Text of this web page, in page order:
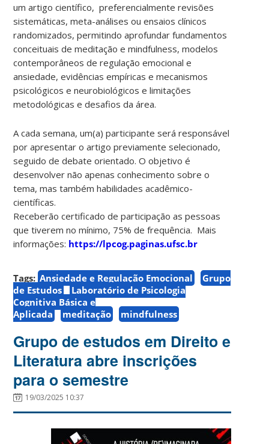
um artigo científico, preferencialmente revisões
sistemáticas, meta-análises ou ensaios clínicos
randomizados, permitindo aprofundar fundamentos
conceituais de meditação e mindfulness, modelos
contemporâneos de regulação emocional e
ansiedade, evidências empíricas e mecanismos
psicológicos e neurobiológicos e limitações
metodológicas e desafios da área.
A cada semana, um(a) participante será responsável
por apresentar o artigo previamente selecionado,
seguido de debate orientado. O objetivo é
desenvolver não apenas conhecimento sobre o
tema, mas também habilidades acadêmico-
científicas.
Receberão certificado de participação as pessoas
que tiverem no mínimo, 75% de frequência. Mais
informações: https://lpcog.paginas.ufsc.br
Tags: Ansiedade e Regulação Emocional
Grupo
de Estudos
Laboratório de Psicologia
Cognitiva Básica e
Aplicada
meditação mindfulness
Grupo de estudos em Direito e
Literatura abre inscrições
para o semestre
19/03/2025 10:37